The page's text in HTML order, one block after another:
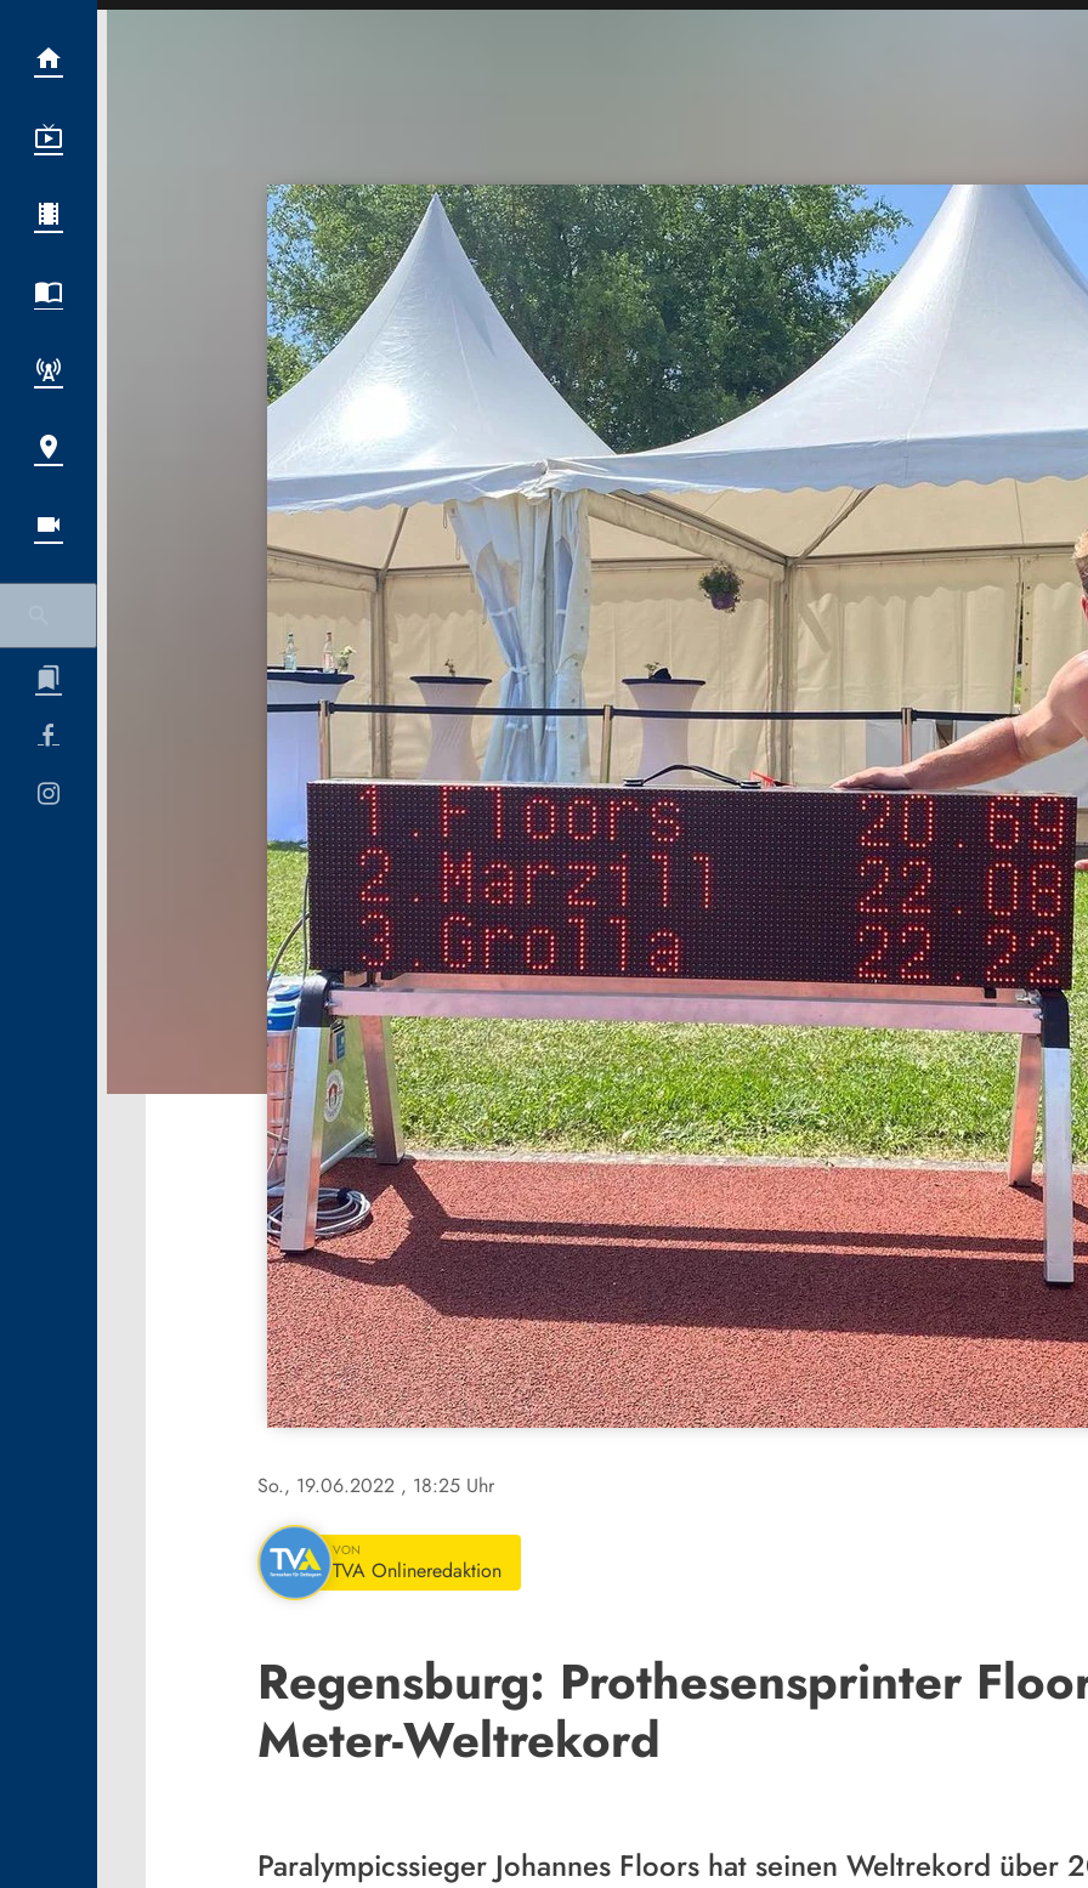
So., 19.06.2022 , 18:25 Uhr
VON
TVA Onlineredaktion
Regensburg: Prothesensprinter
Meter-Weltrekord
Paralympicssieger Johannes Floors hat seinen Weltrekord über